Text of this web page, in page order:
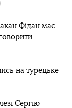
Фідан має
на турецьке
Сергію